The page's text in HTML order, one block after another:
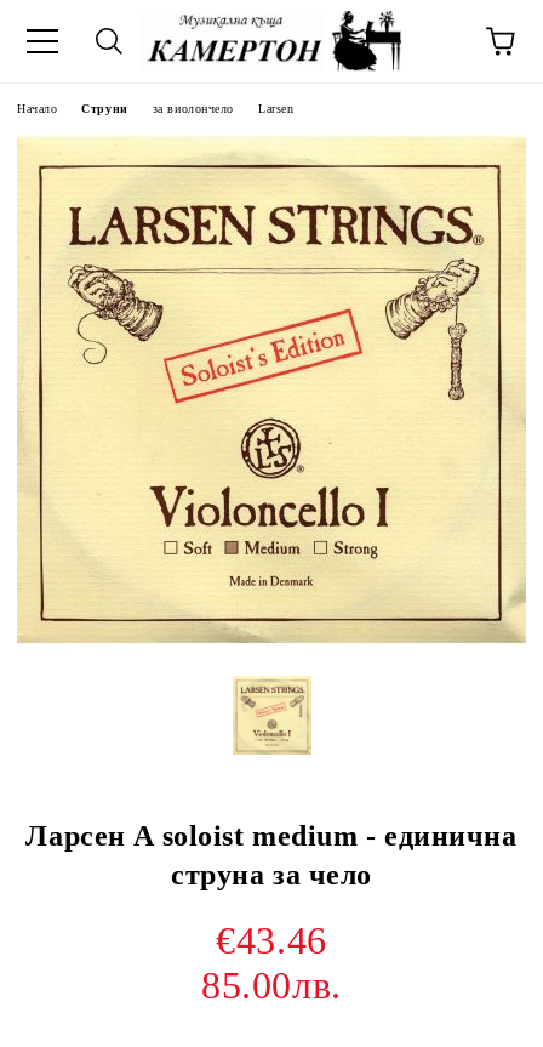
Начало Струни за виолончело Larsen
Ларсен A soloist medium - единична
струна за чело
€43.46
85.00лв.